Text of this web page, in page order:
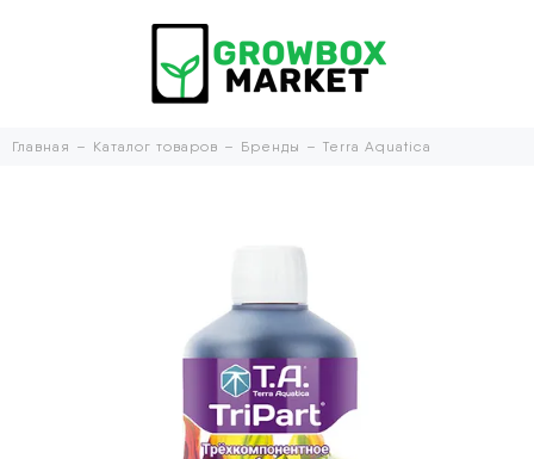
Главная Каталог товаров Бренды Terra Aquatica